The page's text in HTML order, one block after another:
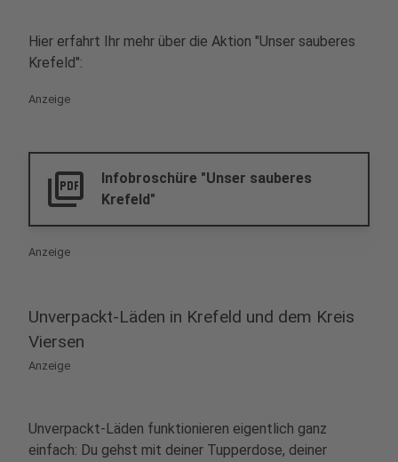
Hier erfahrt Ihr mehr über die Aktion "Unser sauberes
Krefeld":
Anzeige
picture_as_pdf
Infobroschüre "Unser sauberes
Krefeld"
Anzeige
Unverpackt-Läden in Krefeld und dem Kreis
Viersen
Anzeige
Unverpackt-Läden funktionieren eigentlich ganz
einfach: Du gehst mit deiner Tupperdose, deiner